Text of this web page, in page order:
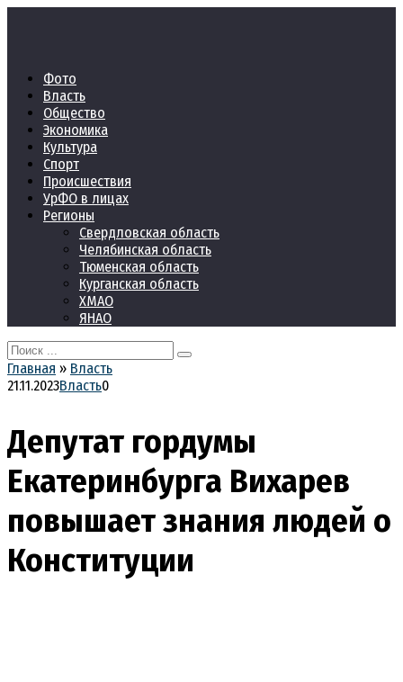
Фото
Власть
Общество
Экономика
Культура
Спорт
Происшествия
УрФО в лицах
Регионы
Свердловская область
Челябинская область
Тюменская область
Курганская область
ХМАО
ЯНАО
Search
for:
Главная » Власть
21.11.2023Власть0
Депутат гордумы
Екатеринбурга Вихарев
повышает знания людей о
Конституции